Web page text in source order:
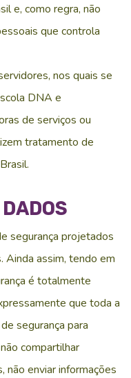
e, como regra, não
que controla
nos quais se
DNA e
de serviços ou
tratamento de
segurança projetados
Ainda assim, tendo em
é totalmente
que toda a
segurança para
compartilhar
não enviar informações